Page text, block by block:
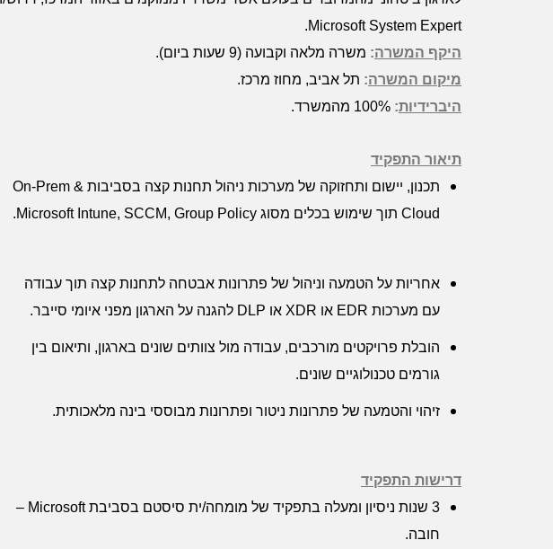
Microsoft System Expert
.
היקף המשרה: משרה מלאה וקבועה (9 שעות ביום).
מיקום המשרה: תל אביב, מחוז מרכז.
היברידיות:
תיאור התפקיד
תכנון, יישום ותחזוקה של מערכות ניהול תחנות קצה בסביבות On-Prem &
Cloud תוך שימוש בכלים מסוג Microsoft Intune, SCCM, Group Policy
.
אחריות על הטמעה וניהול של פתרונות אבטחה לתחנות קצה תוך עבודה
עם מערכות EDR או XDR או DLP להגנה על הארגון מפני איומי סייבר.
הובלת פרויקטים מורכבים, עבודה מול צוותים שונים בארגון, ותיאום בין
גורמים טכנולוגיים שונים.
זיהוי והטמעה של פתרונות ניטור ופתרונות מבוססי בינה מלאכותית.
דרישות התפקיד
3 שנות ניסיון ומעלה בתפקיד של מומחה/ית סיסטם בסביבת
Microsoft
–
חובה.